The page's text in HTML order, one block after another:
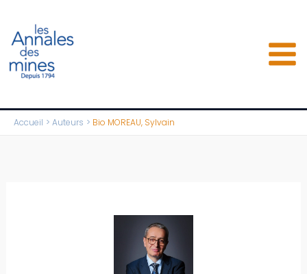
contenu
Accueil Auteurs Bio MOREAU, Sylvain